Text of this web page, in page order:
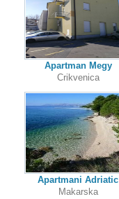
Apartman Megy
Crikvenica
Apartmani Adriatic
Makarska